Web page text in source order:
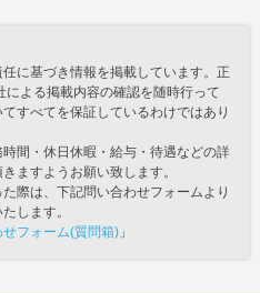
に基づき情報を掲載しています。正
よる掲載内容の確認を随時行って
すべてを保証しているわけではあり
間・休日休暇・給与・待遇などの詳
ますようお願い致します。
際は、下記問い合わせフォームより
します。
フォーム(質問箱) 」